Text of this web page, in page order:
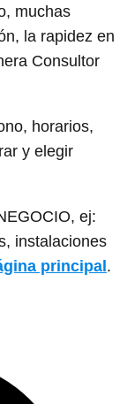
muchas
la rapidez en
Consultor
horarios,
y elegir
ej:
instalaciones
principal.